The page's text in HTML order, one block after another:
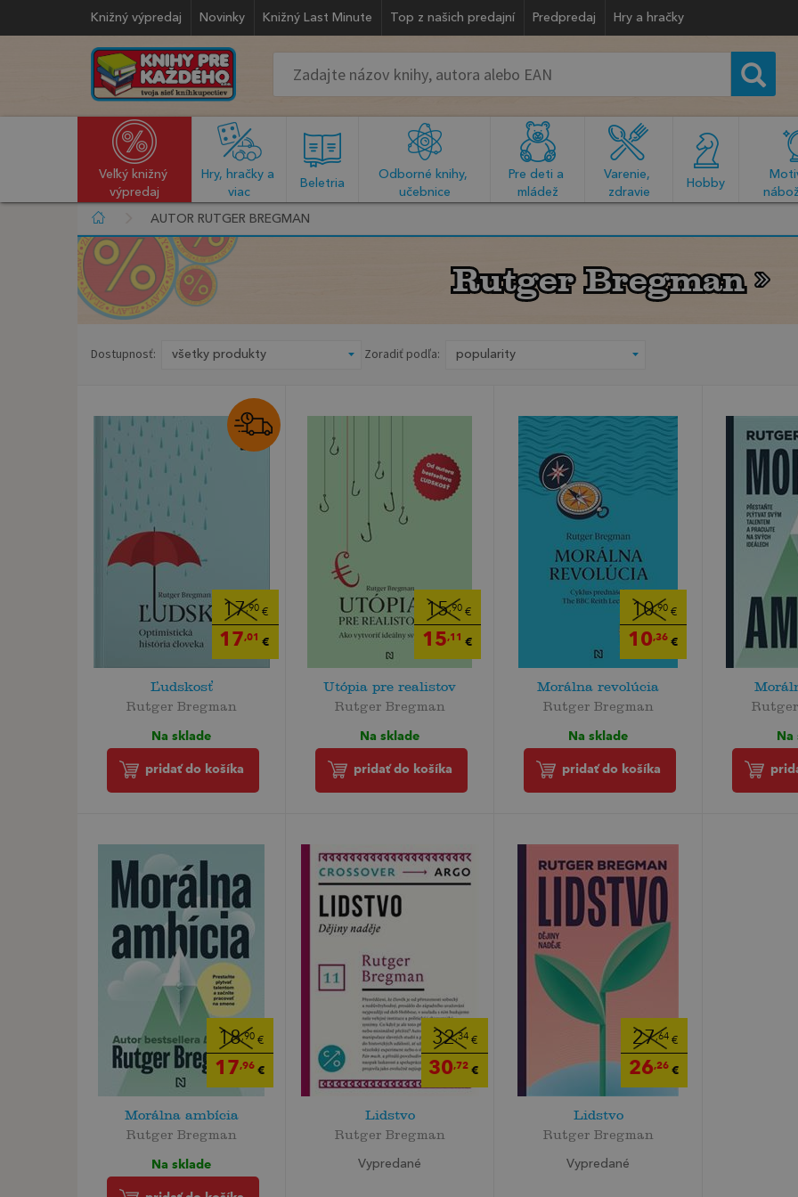
Knižný výpredaj Novinky Knižný Last Minute Top z našich predajní Predpredaj Hry a hračky
Veľký knižný
výpredaj
Hry, hračky a
viac
Beletria
Odborné knihy,
učebnice
Pre deti a
mládež
Varenie,
zdravie
Hobby
AUTOR RUTGER BREGMAN
Rutger Bregman
Rutger Bregman
Dostupnosť: Zoradiť podľa:
17,90 €
17,01 €
Ľudskosť
Rutger Bregman
Na sklade
pridať do košíka
15,90€
15,11 €
Utópia pre realistov
Rutger Bregman
Na sklade
pridať do košíka
10,90€
10,36€
Morálna revolúcia
Rutger Bregman
Na sklade
pridať do košíka
Na
18,90€
17,96€
Morálna ambícia
Rutger Bregman
Na sklade
32,34 €
30,72 €
Lidstvo
Rutger Bregman
Vypredané
27,64€
26,26€
Lidstvo
Rutger Bregman
Vypredané